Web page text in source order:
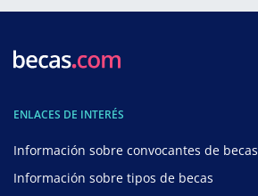
ENLACES DE INTERÉS
Información sobre convocantes de becas
Información sobre tipos de becas